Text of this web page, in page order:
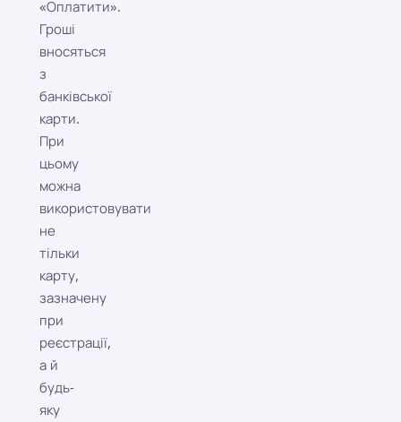
«Оплатити».
Гроші
вносяться
з
банківської
карти.
При
цьому
можна
використовувати
не
тільки
карту,
зазначену
при
реєстрації,
а й
будь-
яку